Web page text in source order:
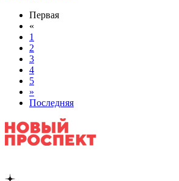
Первая
«
1
2
3
4
5
»
Последняя